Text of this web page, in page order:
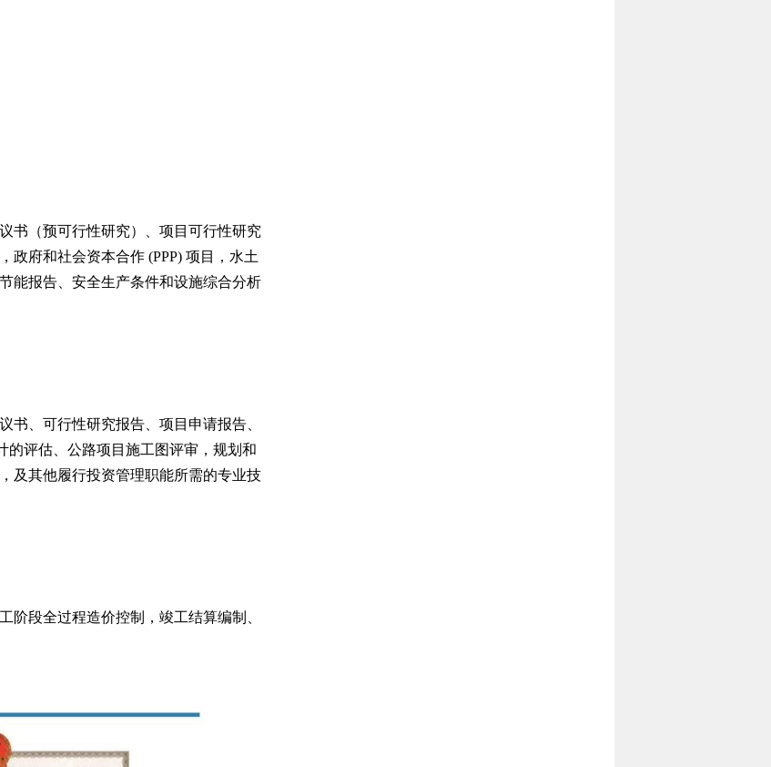
书（预可行性研究）、项目可行性研究
政府和社会资本合作 (PPP) 项目，水土
能报告、安全生产条件和设施综合分析
书、可行性研究报告、项目申请报告、
的评估、公路项目施工图评审，规划和
及其他履行投资管理职能所需的专业技
阶段全过程造价控制，竣工结算编制、